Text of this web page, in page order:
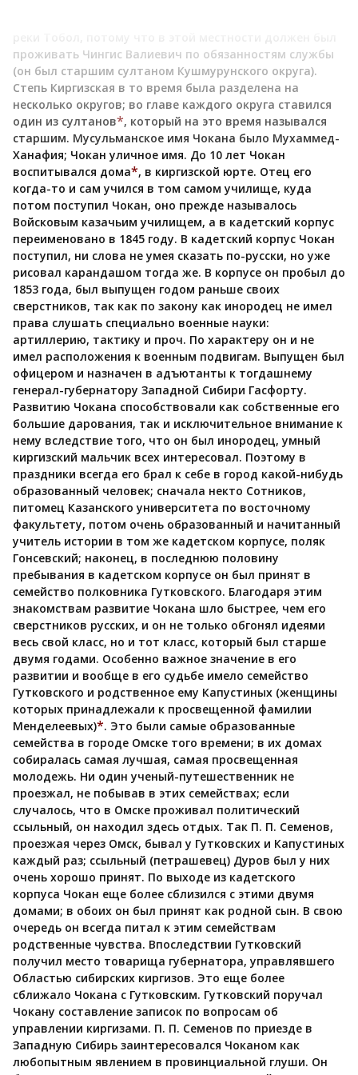
проживать Чингис Валиевич по обязанностям службы
(он был старшим султаном Кушмурунского округа).
Степь Киргизская в то время была разделена на
несколько округов; во главе каждого округа ставился
один из султанов*, который на это время назывался
старшим. Мусульманское имя Чокана было Мухаммед-
Ханафия; Чокан уличное имя. До 10 лет Чокан
воспитывался дома*, в киргизской юрте. Отец его
когда-то и сам учился в том самом училище, куда
потом поступил Чокан, оно прежде называлось
Войсковым казачьим училищем, а в кадетский корпус
переименовано в 1845 году. В кадетский корпус Чокан
поступил, ни слова не умея сказать по-русски, но уже
рисовал карандашом тогда же. В корпусе он пробыл до
1853 года, был выпущен годом раньше своих
сверстников, так как по закону как инородец не имел
права слушать специально военные науки:
артиллерию, тактику и проч. По характеру он и не
имел расположения к военным подвигам. Выпущен был
офицером и назначен в адъютанты к тогдашнему
генерал-губернатору Западной Сибири Гасфорту.
Развитию Чокана способствовали как собственные его
большие дарования, так и исключительное внимание к
нему вследствие того, что он был инородец, умный
киргизский мальчик всех интересовал. Поэтому в
праздники всегда его брал к себе в город какой-нибудь
образованный человек; сначала некто Сотников,
питомец Казанского университета по восточному
факультету, потом очень образованный и начитанный
учитель истории в том же кадетском корпусе, поляк
Гонсевский; наконец, в последнюю половину
пребывания в кадетском корпусе он был принят в
семейство полковника Гутковского. Благодаря этим
знакомствам развитие Чокана шло быстрее, чем его
сверстников русских, и он не только обгонял идеями
весь свой класс, но и тот класс, который был старше
двумя годами. Особенно важное значение в его
развитии и вообще в его судьбе имело семейство
Гутковского и родственное ему Капустиных (женщины
которых принадлежали к просвещенной фамилии
Менделеевых)*. Это были самые образованные
семейства в городе Омске того времени; в их домах
собиралась самая лучшая, самая просвещенная
молодежь. Ни один ученый-путешественник не
проезжал, не побывав в этих семействах; если
случалось, что в Омске проживал политический
ссыльный, он находил здесь отдых. Так П. П. Семенов,
проезжая через Омск, бывал у Гутковских и Капустиных
каждый раз; ссыльный (петрашевец) Дуров был у них
очень хорошо принят. По выходе из кадетского
корпуса Чокан еще более сблизился с этими двумя
домами; в обоих он был принят как родной сын. В свою
очередь он всегда питал к этим семействам
родственные чувства. Впоследствии Гутковский
получил место товарища губернатора, управлявшего
Областью сибирских киргизов. Это еще более
сближало Чокана с Гутковским. Гутковский поручал
Чокану составление записок по вопросам об
управлении киргизами. П. П. Семенов по приезде в
Западную Сибирь заинтересовался Чоканом как
любопытным явлением в провинциальной глуши. Он